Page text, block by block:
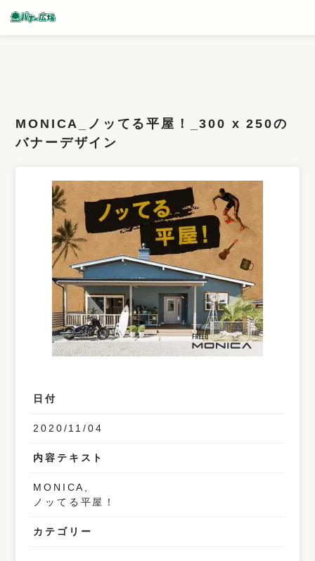
フィルター
カラー
業種
デザイン
タイプ
MONICA_ノッてる平屋！_300 x 250の
バナーデザイン
日付
2020/11/04
内容テキスト
MONICA,
ノッてる平屋！
カテゴリー